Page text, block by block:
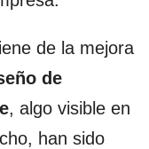
de la mejora
de
, algo visible en
han sido